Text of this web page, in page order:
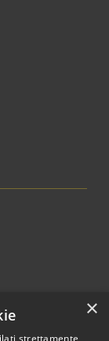
×
strettamente